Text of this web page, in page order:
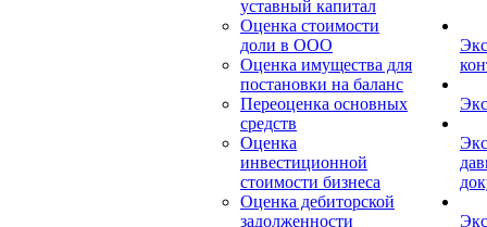
уставный капитал
Оценка стоимости
доли в ООО
Оценка имущества для
постановки на баланс
Переоценка основных
средств
Оценка
инвестиционной
стоимости бизнеса
Оценка дебиторской
задолженности